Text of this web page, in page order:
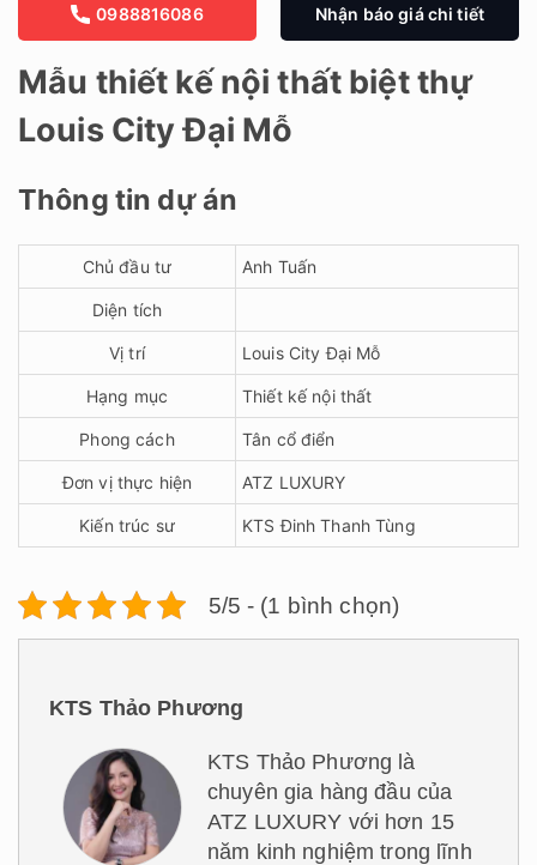
Mẫu thiết kế nội thất biệt thự
Louis City Đại Mỗ
Thông tin dự án
Chủ đầu tư Anh Tuấn
Diện tích
Vị trí Louis City Đại Mỗ
Hạng mục Thiết kế nội thất
Phong cách Tân cổ điển
Đơn vị thực hiện ATZ LUXURY
Kiến trúc sư KTS Đinh Thanh Tùng
0988816086 Nhận báo giá chi tiết
5/5 - (1 bình chọn)
KTS Thảo Phương
KTS Thảo Phương là
chuyên gia hàng đầu của
ATZ LUXURY với hơn 15
năm kinh nghiệm trong lĩnh